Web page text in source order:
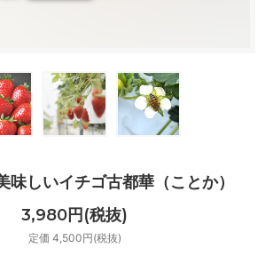
味しいイチゴ古都華（ことか）
3,980円(税抜)
定価 4,500円(税抜)